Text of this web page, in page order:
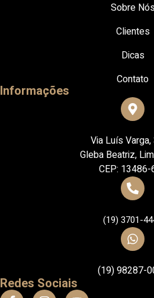
Sobre
Clientes
Dicas
Contato
Informações
Via Luís
Gleba Beatriz,
CEP:
(19) 3701-
(19) 98287-
Redes Sociais